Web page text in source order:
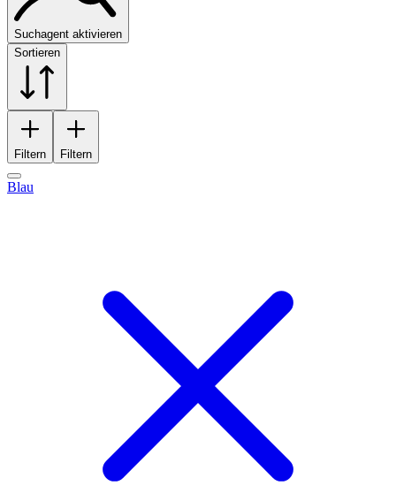
Suchagent aktivieren
Sortieren
Filtern Filtern
Blau